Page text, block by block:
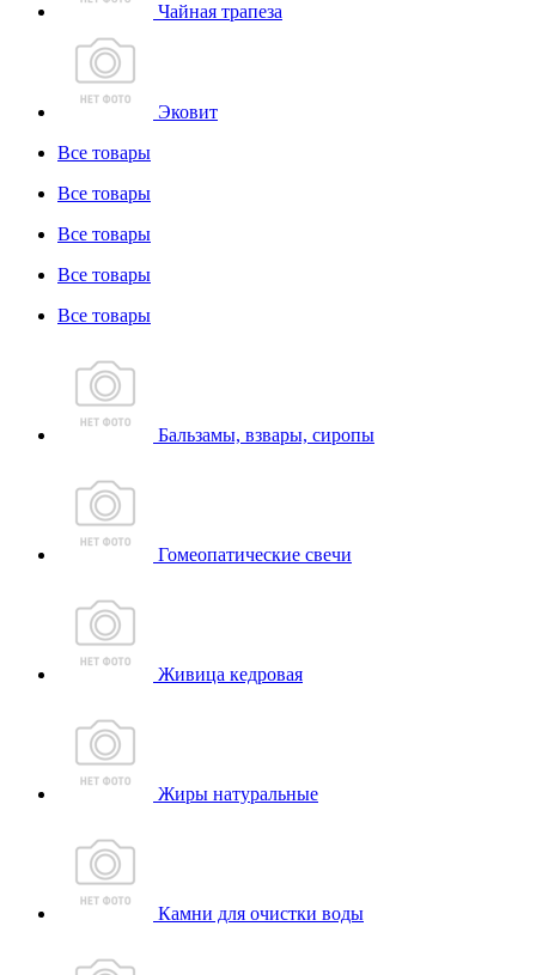
Чайная трапеза
Эковит
Все товары
Все товары
Все товары
Все товары
Все товары
Бальзамы, взвары, сиропы
Гомеопатические свечи
Живица кедровая
Жиры натуральные
Камни для очистки воды